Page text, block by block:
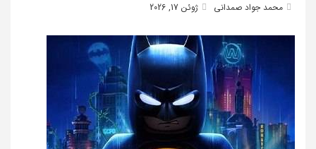
محمد جواد صمدانی ژوئن 17, 2026